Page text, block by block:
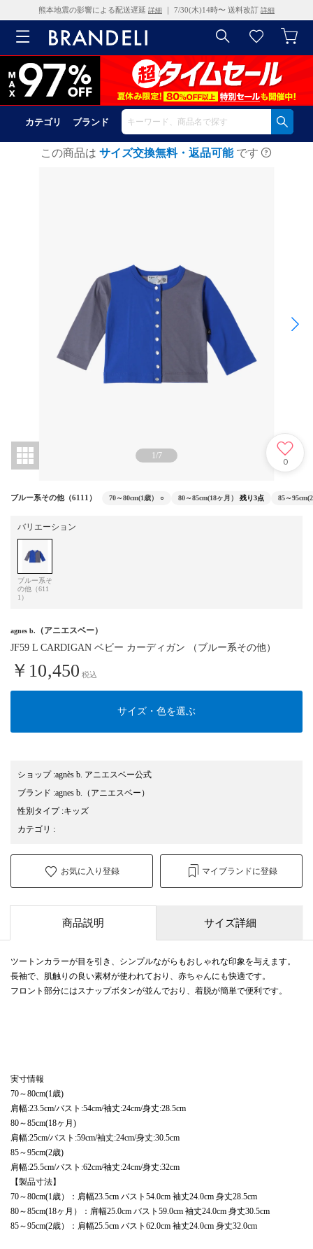
熊本地震の影響による配送遅延 詳細 ｜ 7/30(木)14時〜 送料改訂 詳細
カテゴリ ブランド
この商品は サイズ交換無料・返品可能 です
1/7
0
ブルー系その他（6111） 70～80cm(1歳） ○ 80～85cm(18ヶ月） 残り3点 85～
バリエーション
ブルー系そ
の他（611
1）
agnes b. （アニエスベー）
JF59 L CARDIGAN ベビー カーディガン （ブルー系その他）
￥10,450 税込
サイズ・色を選ぶ
ショップ:agnès b. アニエスベー公式
ブランド :agnes b.
（アニエスベー）
性別タイプ:キッズ
カテゴリ :
お気に入り登録 マイブランドに登録
商品説明 サイズ詳細
ツートンカラーが目を引き、シンプルながらもおしゃれな印象を与えます。
長袖で、肌触りの良い素材が使われており、赤ちゃんにも快適です。
フロント部分にはスナップボタンが並んでおり、着脱が簡単で便利です。
実寸情報
70～80cm(1歳)
肩幅:23.5cm/バスト:54cm/袖丈:24cm/身丈:28.5cm
80～85cm(18ヶ月)
肩幅:25cm/バスト:59cm/袖丈:24cm/身丈:30.5cm
85～95cm(2歳)
肩幅:25.5cm/バスト:62cm/袖丈:24cm/身丈:32cm
【製品寸法】
70～80cm(1歳）：肩幅23.5cm バスト54.0cm 袖丈24.0cm 身丈28.5cm
80～85cm(18ヶ月）：肩幅25.0cm バスト59.0cm 袖丈24.0cm 身丈30.5cm
85～95cm(2歳）：肩幅25.5cm バスト62.0cm 袖丈24.0cm 身丈32.0cm